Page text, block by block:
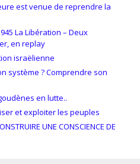
est venue de reprendre la
La Libération – Deux
en replay
israëlienne
système ? Comprendre son
en lutte..
et exploiter les peuples
UNE CONSCIENCE DE